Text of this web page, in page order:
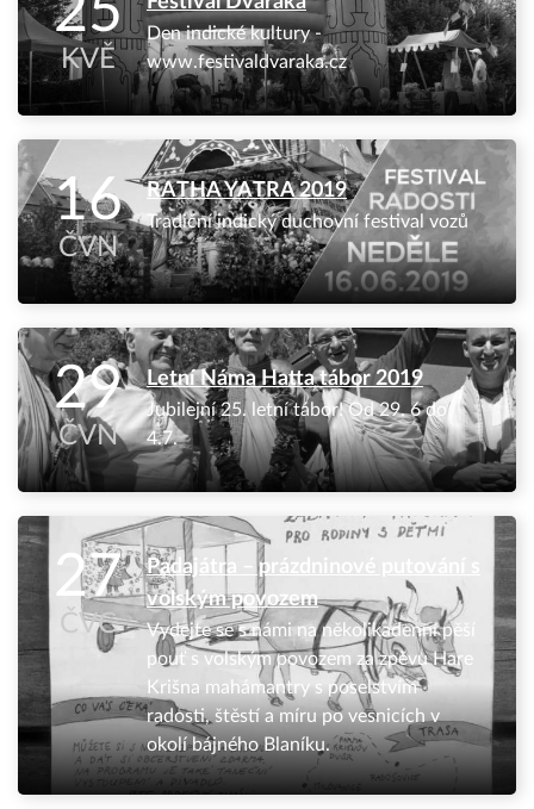
25
KVĚ
Den indické kultury -
www.festivaldvaraka.cz
16
ČVN
RATHA YATRA 2019
Tradiční indický duchovní festival vozů
29
ČVN
Letní Náma Hatta tábor 2019
Jubilejní 25. letní tábor! Od 29. 6 do
4.7.
27
ČVC
Padajátra – prázdninové putování s
volským povozem
Vydejte se s námi na několikadenní pěší
pouť s volským povozem za zpěvu Hare
Krišna mahámantry s poselstvím
radosti, štěstí a míru po vesnicích v
okolí bájného Blaníku.